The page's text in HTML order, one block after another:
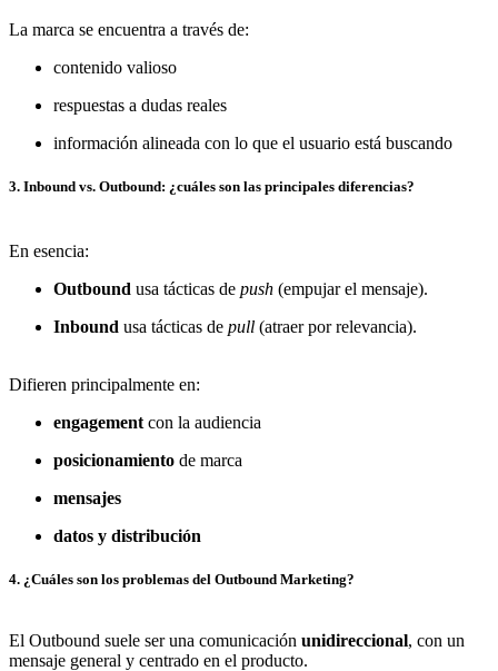
La marca se encuentra a través de:
contenido valioso
respuestas a dudas reales
información alineada con lo que el usuario está buscando
3. Inbound vs. Outbound: ¿cuáles son las principales diferencias?
En esencia:
Outbound usa tácticas de push (empujar el mensaje).
Inbound usa tácticas de pull (atraer por relevancia).
Difieren principalmente en:
engagement con la audiencia
posicionamiento de marca
mensajes
datos y distribución
4. ¿Cuáles son los problemas del Outbound Marketing?
El Outbound suele ser una comunicación unidireccional, con un
mensaje general y centrado en el producto.